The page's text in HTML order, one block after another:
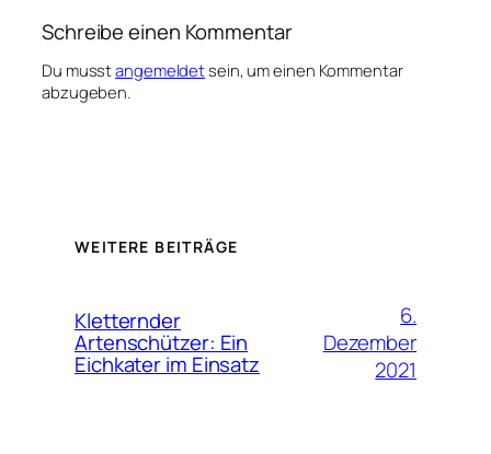
Schreibe einen Kommentar
Du musstangemeldetsein, um einen Kommentar
abzugeben.
WEITERE BEITRÄGE
Kletternder
Artenschützer: Ein
Eichkater im Einsatz
6.
Dezember
2021